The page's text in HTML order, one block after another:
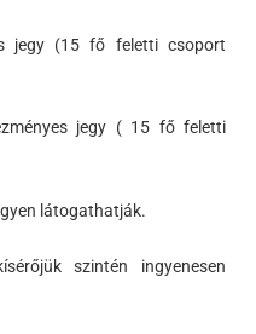
jegy (15 fő feletti csoport
jegy ( 15 fő feletti
látogathatják.
szintén ingyenesen